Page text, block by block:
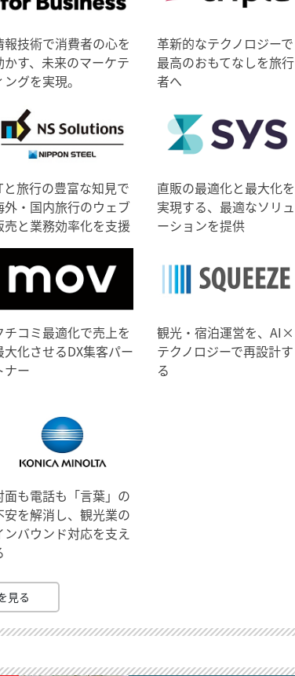
報技術で消費者の心を
かす、未来のマーケテ
ングを実現。
革新的なテクノロジーで
最高のおもてなしを旅行
者へ
と旅行の豊富な知見で
外・国内旅行のウェブ
売と業務効率化を支援
直販の最適化と最大化を
実現する、最適なソリュ
ーションを提供
チコミ最適化で売上を
大化させるDX集客パー
ナー
観光・宿泊運営を、AI×
テクノロジーで再設計す
る
面も電話も「言葉」の
安を解消し、観光業の
ンバウンド対応を支え
見る